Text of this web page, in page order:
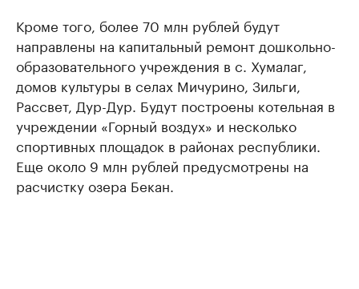
Кроме того, более 70 млн рублей будут
направлены на капитальный ремонт дошкольно-
образовательного учреждения в с. Хумалаг,
домов культуры в селах Мичурино, Зильги,
Рассвет, Дур-Дур. Будут построены котельная в
учреждении «Горный воздух» и несколько
спортивных площадок в районах республики.
Еще около 9 млн рублей предусмотрены на
расчистку озера Бекан.